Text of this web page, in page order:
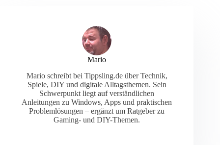
Mario
Mario schreibt bei Tippsling.de über Technik,
Spiele, DIY und digitale Alltagsthemen. Sein
Schwerpunkt liegt auf verständlichen
Anleitungen zu Windows, Apps und praktischen
Problemlösungen – ergänzt um Ratgeber zu
Gaming- und DIY-Themen.